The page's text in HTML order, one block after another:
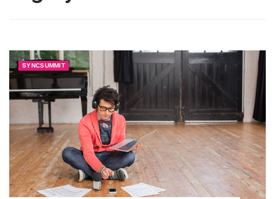
SYNCSUMMIT